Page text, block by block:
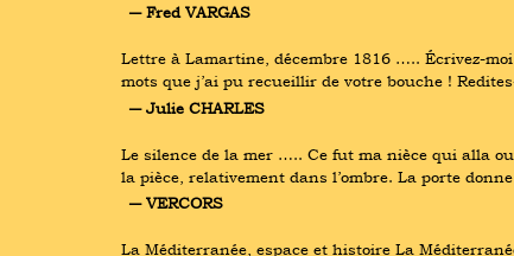
― Fred VARGAS
Lettre à Lamartine, décembre 1816 ….. Écrivez-
mots que j’ai pu recueillir de votre bouche !
― Julie CHARLES
Le silence de la mer ….. Ce fut ma nièce qui alla
la pièce, relativement dans l’ombre. La porte
― VERCORS
La Méditerranée, espace et histoire La